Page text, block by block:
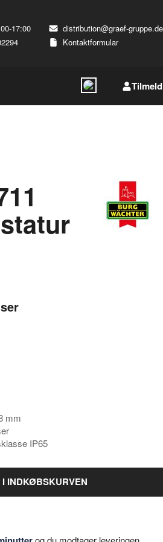
17:00
distribution@graef-gruppe.de
Kontaktformular
Tilmeld
mm
IP65
I INDKØBSKURVEN